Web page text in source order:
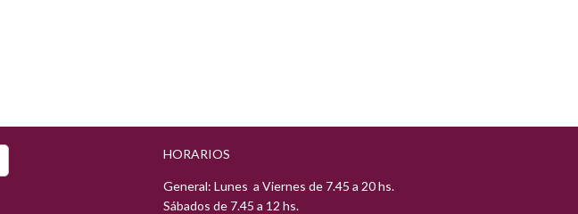
HORARIOS
General: Lunes a Viernes de 7.45 a 20 hs.
Sábados de 7.45 a 12 hs.